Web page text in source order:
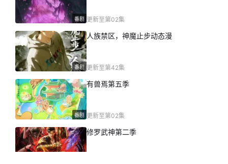
番剧 更新至第02集
番剧
人族禁区，神魔止步动态漫
更新至第42集
番剧
有兽焉第五季
更新至第02集
修罗武神第二季